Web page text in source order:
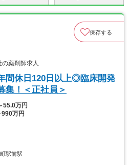
保存する
薬剤師求人
間休日120日以上◎臨床開発
集！＜正社員＞
55.0万円
990万円
駅前駅